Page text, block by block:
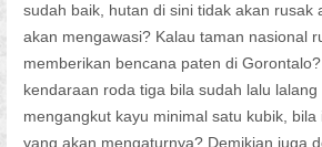
sudah baik, hutan di sini tidak akan rusak
akan mengawasi? Kalau taman nasional
memberikan bencana paten di
kendaraan roda tiga bila sudah lalu
mengangkut kayu minimal satu kubik, bila
yang akan mengaturnya? Demikian juga